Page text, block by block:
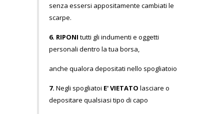
senza essersi appositamente cambiati le
scarpe.
6. RIPONI tutti gli indumenti e oggetti
personali dentro la tua borsa,
anche qualora depositati nello spogliatoio
7. Negli spogliatoi E' VIETATO lasciare o
depositare qualsiasi tipo di capo